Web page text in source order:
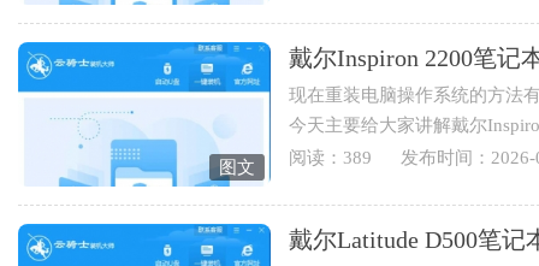
图文
戴尔Inspiron 2200笔记
现在重装电脑操作系统的方法
今天主要给大家讲解戴尔
伴可以学起来哟。1.打开云骑
阅读：389 发布时间：2026-
戴尔Latitude D500笔